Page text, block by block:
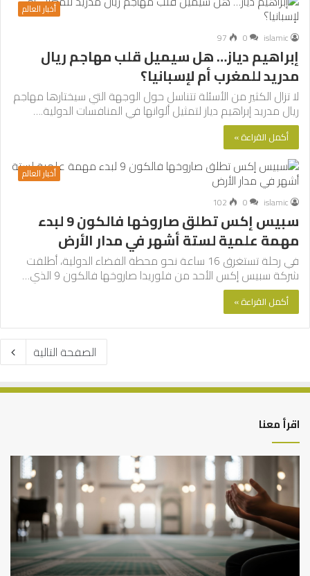
أخبار العالم
islamic
0
97
إبراهيم دياز… هل سيميل قلب مهاجم ريال
مدريد للمغرب أم لإسبانيا؟
لا تزال الكثير من الأسئلة تتناسل حول الوجهة التي سيختارها مهاجم
ريال مدريد إبراهيم دياز لتمثيل ألوانها في المنافسات الدولية.…
أكمل القراءة »
أخبار العالم
islamic
0
102
سبيس إكس تطلق صاروخها فالكون 9 لبدء
مهمة علمية لستة أشهر في مدار الأرض
في رحلة تستغرق 16 ساعة نحو محطة الفضاء الدولية، أطلقت
شركة سبيس إكس الأحد من فلوريدا صاروخها فالكون 9 الذي…
أكمل القراءة »
الصفحة التالية
اقرأ معنا
أهم
أسباب
عدم
استجابة
الدعاء
بن